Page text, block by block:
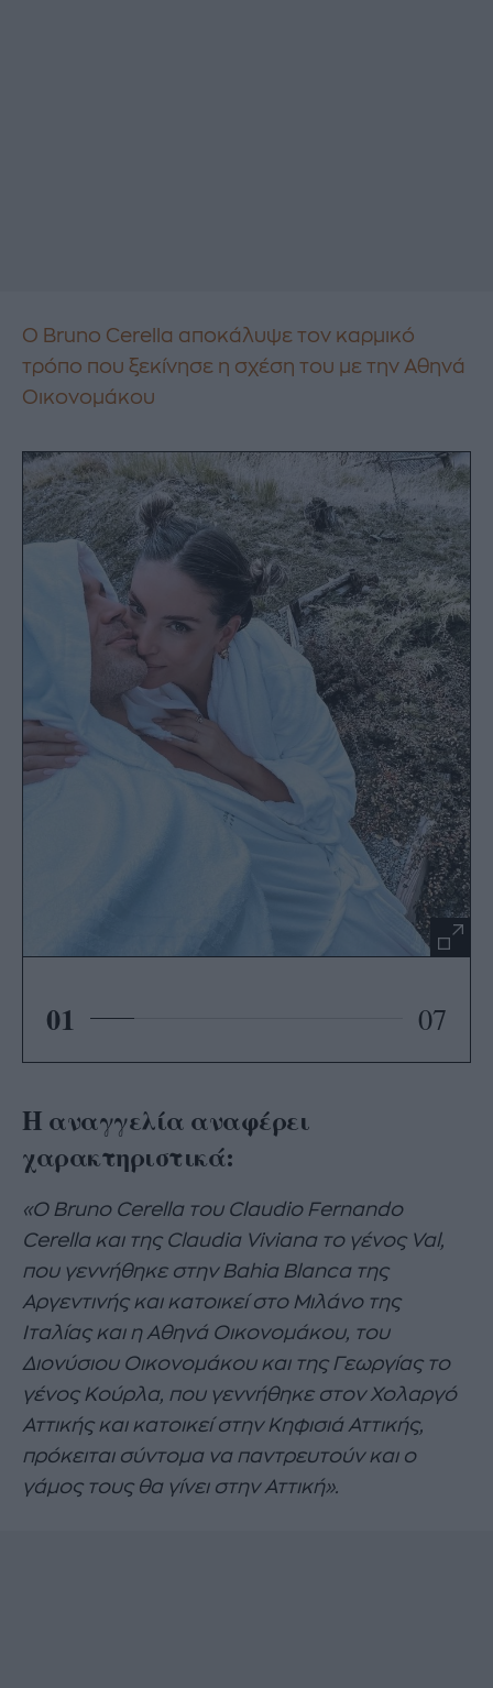
Ο Bruno Cerella αποκάλυψε τον καρμικό
τρόπο που ξεκίνησε η σχέση του με την Αθηνά
Οικονομάκου
01 07
Η αναγγελία αναφέρει
χαρακτηριστικά:
«Ο Bruno Cerella του Claudio Fernando
Cerella και της Claudia Viviana το γένος Val,
που γεννήθηκε στην Bahia Blanca της
Αργεντινής και κατοικεί στο Μιλάνο της
Ιταλίας και η Αθηνά Οικονομάκου, του
Διονύσιου Οικονομάκου και της Γεωργίας το
γένος Κούρλα, που γεννήθηκε στον Χολαργό
Αττικής και κατοικεί στην Κηφισιά Αττικής,
πρόκειται σύντομα να παντρευτούν και ο
γάμος τους θα γίνει στην Αττική».